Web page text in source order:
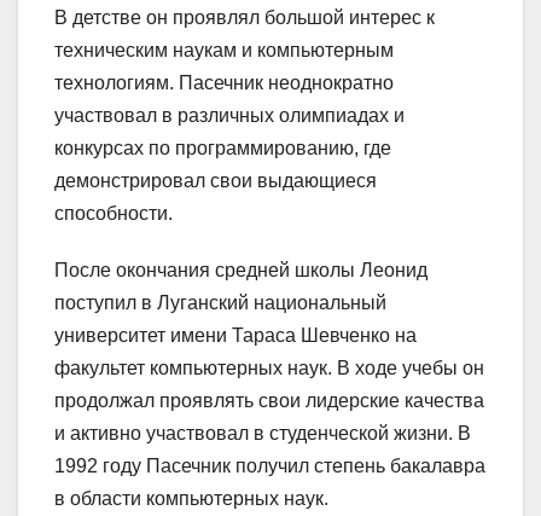
В детстве он проявлял большой интерес к
техническим наукам и компьютерным
технологиям. Пасечник неоднократно
участвовал в различных олимпиадах и
конкурсах по программированию, где
демонстрировал свои выдающиеся
способности.
После окончания средней школы Леонид
поступил в Луганский национальный
университет имени Тараса Шевченко на
факультет компьютерных наук. В ходе учебы он
продолжал проявлять свои лидерские качества
и активно участвовал в студенческой жизни. В
1992 году Пасечник получил степень бакалавра
в области компьютерных наук.